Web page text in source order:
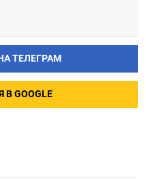
ТЕЛЕГРАМ
GOOGLE